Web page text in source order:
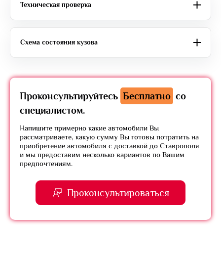
Техническая проверка
Схема состояния кузова
Проконсультируйтесь Бесплатно со
специалистом.
Напишите примерно какие автомобили Вы
рассматриваете, какую сумму Вы готовы потратить на
приобретение автомобиля с доставкой до Ставрополя
и мы предоставим несколько вариантов по Вашим
предпочтениям.
Проконсультироваться